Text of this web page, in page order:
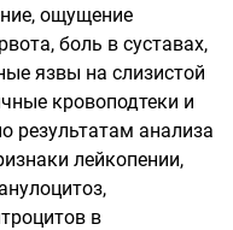
ощущение
боль в суставах,
язвы на слизистой
кровоподтеки и
результатам анализа
лейкопении,
в